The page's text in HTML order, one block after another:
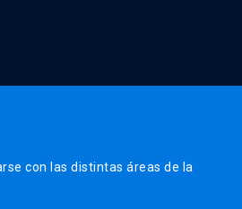
con las distintas áreas de la